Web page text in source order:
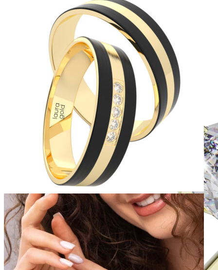
Halo design
Zásnubné prstne z kolekcie Halo Design.